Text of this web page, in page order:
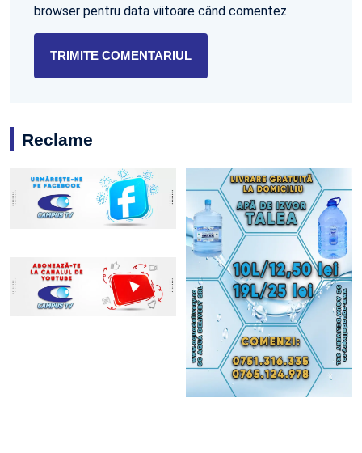
browser pentru data viitoare când comentez.
Reclame